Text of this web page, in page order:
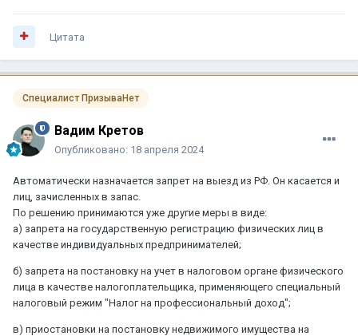
Цитата
Специалист ПризываНет
Вадим Кретов
Опубликовано: 18 апреля 2024
Автоматически назначается запрет на выезд из РФ. Он касается и
лиц, зачисленных в запас.
По решению принимаются уже другие меры в виде:
а) запрета на государственную регистрацию физических лиц в
качестве индивидуальных предпринимателей;
б) запрета на постановку на учет в налоговом органе физического
лица в качестве налогоплательщика, применяющего специальный
налоговый режим "Налог на профессиональный доход";
в) приостановки на постановку недвижимого имущества на